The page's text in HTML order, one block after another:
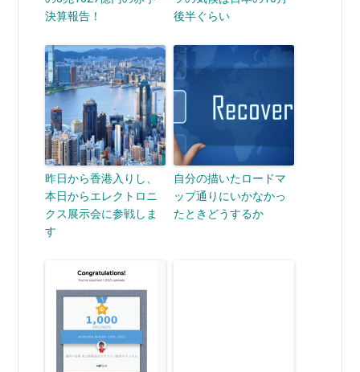
決算報告！
後半ぐらい
昨日から香港入りし、
本日からエレクトロニ
クス展示会に参戦しま
す
自分の描いたロードマ
ップ通りにいかなかっ
たときどうするか